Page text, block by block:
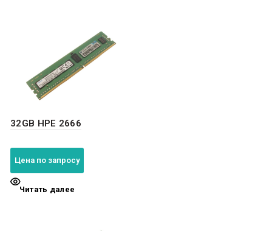
32GB HPE 2666
Цена по запросу
Читать далее